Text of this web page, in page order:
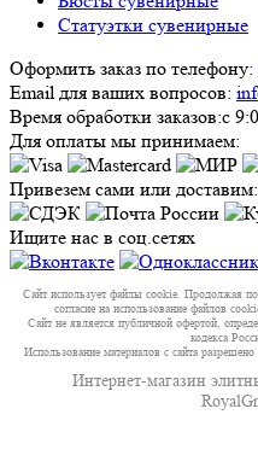
Статуэтки сувенирные
Оформить заказ по телефону:
Email для ваших вопросов:
Время обработки заказов:с
Для оплаты мы принимаем:
Привезем сами или доставим:
Ищите нас в соц.сетях
Сайт использует файлы cookie. Продолжая
согласие на использование файлов
Сайт не является публичной офертой,
кодекса
Использование материалов с сайта
Интернет-магазин